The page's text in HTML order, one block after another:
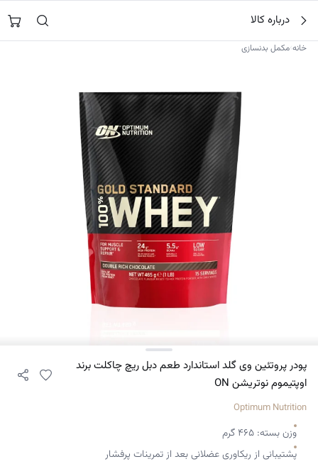
محتوا
جستجو در
درباره کالا
خانه›مکمل بدنسازی
پودر پروتئین وی گلد استاندارد طعم دبل ریچ چاکلت برند
اوپتیموم نوتریشن ON
Optimum Nutrition
وزن بسته: ۴۶۵ گرم
پشتیبانی از ریکاوری عضلانی بعد از تمرینات پرفشار